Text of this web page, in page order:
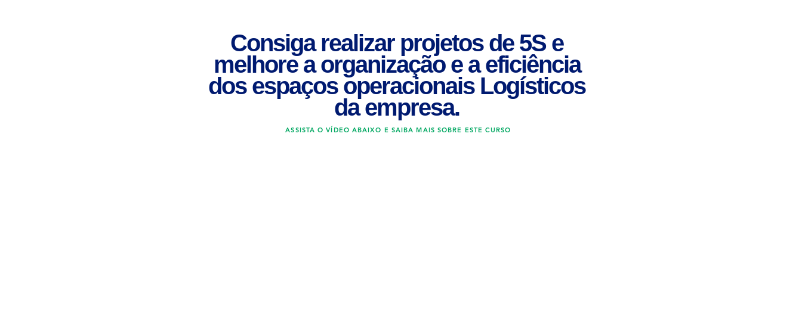
Consiga realizar projetos de 5S e
melhore a organização e a eficiência
dos espaços operacionais Logísticos
da empresa.
ASSISTA O VÍDEO ABAIXO E SAIBA MAIS SOBRE ESTE CURSO